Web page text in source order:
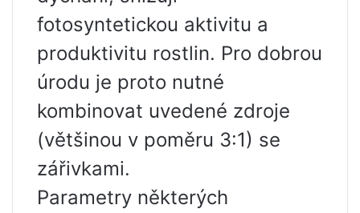
fotosyntetickou aktivitu a
produktivitu rostlin. Pro dobrou
úrodu je proto nutné
kombinovat uvedené zdroje
(většinou v poměru 3:1) se
zářivkami.
Parametry některých